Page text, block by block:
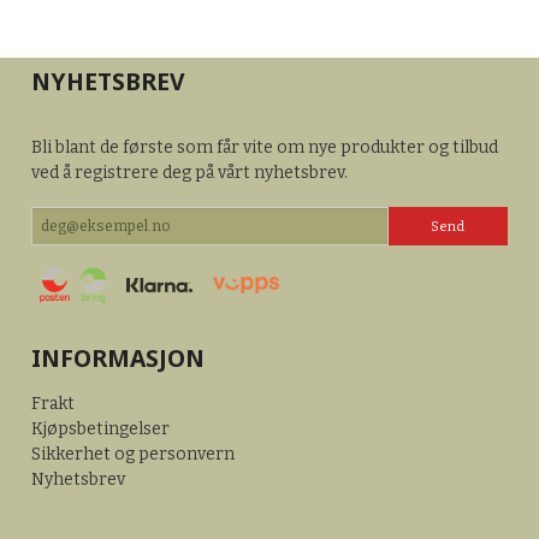
NYHETSBREV
Bli blant de første som får vite om nye produkter og tilbud
ved å registrere deg på vårt nyhetsbrev.
INFORMASJON
Frakt
Kjøpsbetingelser
Sikkerhet og personvern
Nyhetsbrev